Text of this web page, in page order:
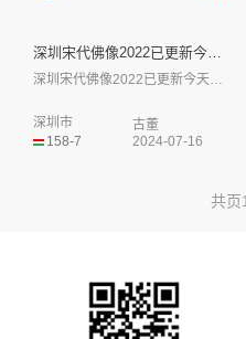
深圳宋代佛像2022已更新今天...
深圳宋代佛像2022已更新今天行情现金收...
158-7
深圳市
古董
2024-07-16
共